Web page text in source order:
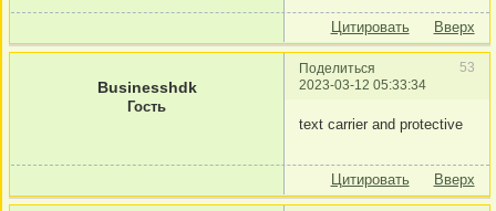
Цитировать Вверх
Поделиться
53
2023-03-12 05:33:34
Businesshdk
Гость
text carrier and protective
Цитировать Вверх